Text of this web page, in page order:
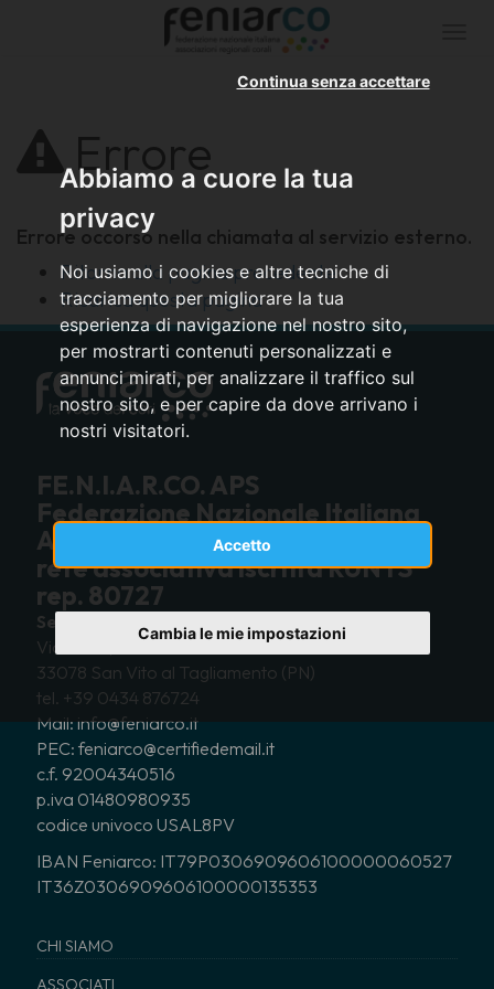
Abbiamo a cuore la tua
privacy
Noi usiamo i cookies e altre tecniche di
tracciamento per migliorare la tua
esperienza di navigazione nel nostro sito,
per mostrarti contenuti personalizzati e
annunci mirati, per analizzare il traffico sul
nostro sito, e per capire da dove arrivano i
nostri visitatori.
Accetto
Continua senza accettare
Cambia le mie impostazioni
Errore
Errore occorso nella chiamata al servizio esterno.
Ritorna alla pagina precedente
Ricarica questa pagina
FE.N.I.A.R.CO. APS
Federazione Nazionale Italiana
Associazioni Regionali Corali
rete associativa iscritta RUNTS
rep. 80727
Sede e recapito postale
Via Altan, 83/4
33078 San Vito al Tagliamento (PN)
tel. +39 0434 876724
Mail: info@feniarco.it
PEC: feniarco@certifiedemail.it
c.f. 92004340516
p.iva 01480980935
codice univoco USAL8PV
IBAN Feniarco: IT79P0306909606100000060527
IT36Z0306909606100000135353
CHI SIAMO
ASSOCIATI